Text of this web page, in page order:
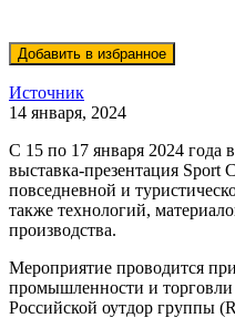
Источник
14 января, 2024
С 15 по 17 января 2024
выставка-презентация Sport
повседневной и
также технологий,
производства.
Мероприятие проводится
промышленности и
Российской оутдор группы